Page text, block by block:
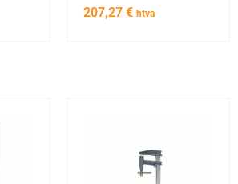
207,27 € htva